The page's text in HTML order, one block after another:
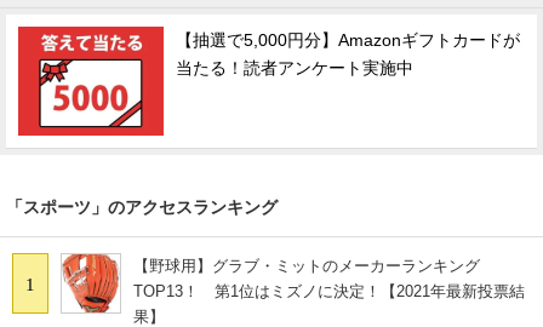
【抽選で5,000円分】Amazonギフトカードが
当たる！読者アンケート実施中
「スポーツ」のアクセスランキング
1
【野球用】グラブ・ミットのメーカーランキング
TOP13！ 第1位はミズノに決定！【2021年最新投票結
果】